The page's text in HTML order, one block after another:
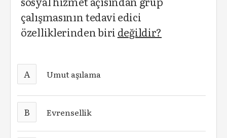
çalışmasının tedavi edici
özelliklerinden biri değildir?
A Umut aşılama
B Evrensellik